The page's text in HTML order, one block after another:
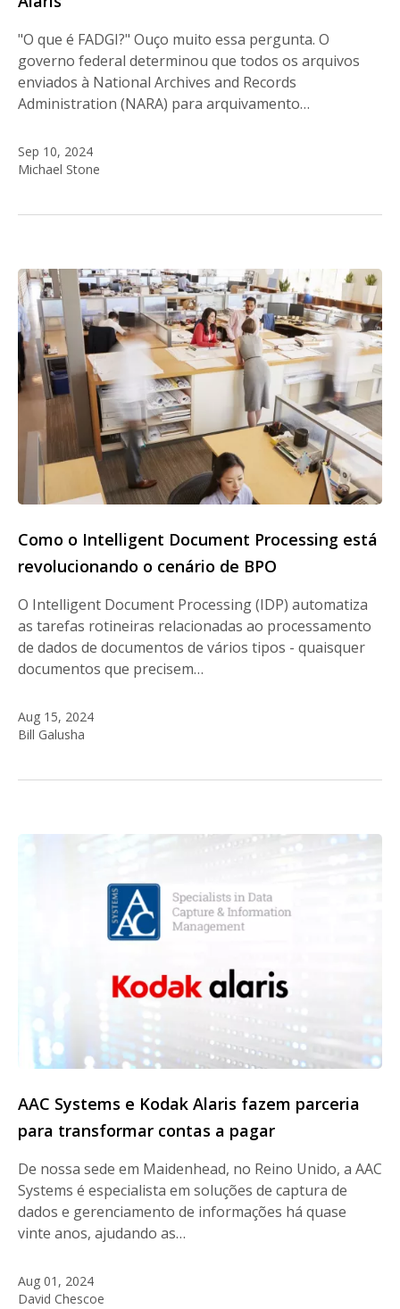
"O que é FADGI?" Ouço muito essa pergunta. O
governo federal determinou que todos os arquivos
enviados à National Archives and Records
Administration (NARA) para arquivamento…
Sep 10, 2024
Michael Stone
Como o Intelligent Document Processing está
revolucionando o cenário de BPO
O Intelligent Document Processing (IDP) automatiza
as tarefas rotineiras relacionadas ao processamento
de dados de documentos de vários tipos - quaisquer
documentos que precisem…
Aug 15, 2024
Bill Galusha
AAC Systems e Kodak Alaris fazem parceria
para transformar contas a pagar
De nossa sede em Maidenhead, no Reino Unido, a AAC
Systems é especialista em soluções de captura de
dados e gerenciamento de informações há quase
vinte anos, ajudando as…
Aug 01, 2024
David Chescoe